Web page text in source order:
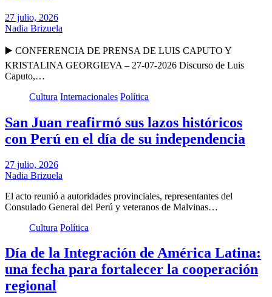
27 julio, 2026
Nadia Brizuela
▶️ CONFERENCIA DE PRENSA DE LUIS CAPUTO Y
KRISTALINA GEORGIEVA – 27-07-2026 Discurso de Luis
Caputo,…
Cultura Internacionales Política
San Juan reafirmó sus lazos históricos
con Perú en el día de su independencia
27 julio, 2026
Nadia Brizuela
El acto reunió a autoridades provinciales, representantes del
Consulado General del Perú y veteranos de Malvinas…
Cultura Política
Día de la Integración de América Latina:
una fecha para fortalecer la cooperación
regional